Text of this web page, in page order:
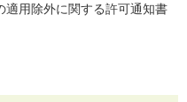
用除外に関する許可通知書